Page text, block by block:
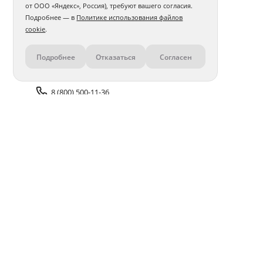
Контакты
8 (800) 500-11-36
от ООО «Яндекс», Россия), требуют вашего согласия.
Подробнее — в Политике использования файлов
cookie.
Подробнее Отказаться Согласен